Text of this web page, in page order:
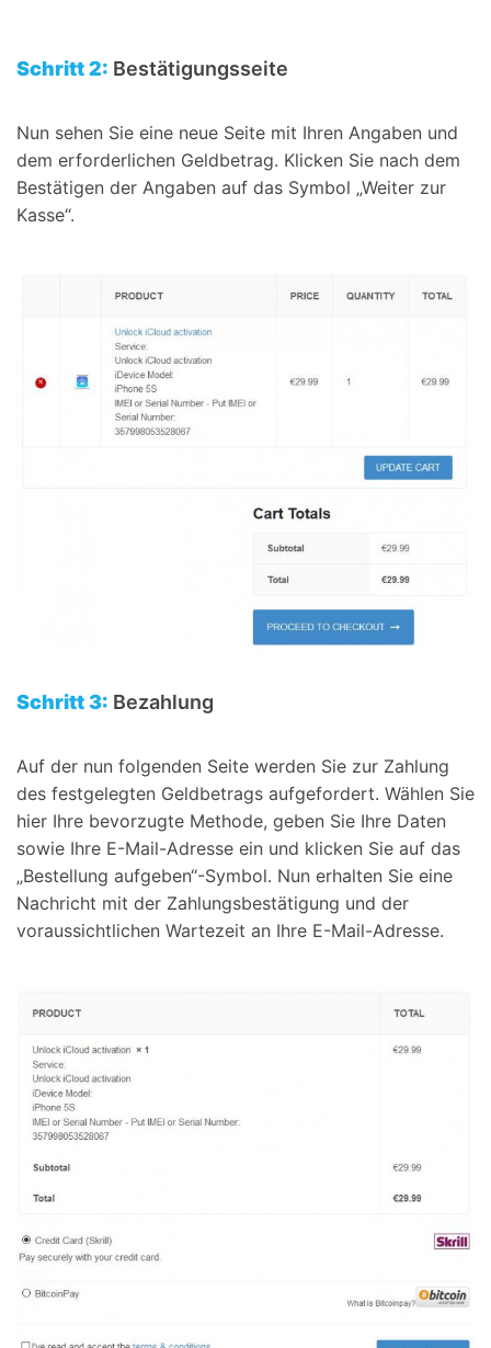
Schritt 2: Bestätigungsseite
Nun sehen Sie eine neue Seite mit Ihren Angaben und
dem erforderlichen Geldbetrag. Klicken Sie nach dem
Bestätigen der Angaben auf das Symbol „Weiter zur
Kasse“.
Schritt 3: Bezahlung
Auf der nun folgenden Seite werden Sie zur Zahlung
des festgelegten Geldbetrags aufgefordert. Wählen Sie
hier Ihre bevorzugte Methode, geben Sie Ihre Daten
sowie Ihre E-Mail-Adresse ein und klicken Sie auf das
„Bestellung aufgeben“-Symbol. Nun erhalten Sie eine
Nachricht mit der Zahlungsbestätigung und der
voraussichtlichen Wartezeit an Ihre E-Mail-Adresse.